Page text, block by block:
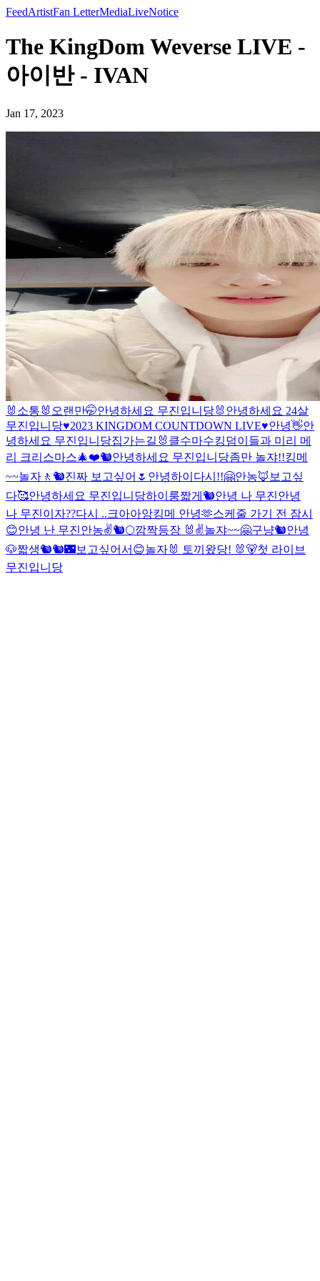
FeedArtistFan LetterMediaLiveNotice
The KingDom Weverse LIVE -
아이반 - IVAN
Jan 17, 2023
🐰소통🐰 오랜만🤭안녕하세요 무진입니당🐰 안녕하세요 24살
무진입니당♥2023 KINGDOM COUNTDOWN LIVE♥안녕👋안
녕하세요 무진입니당집가는길 🐰 클수마수킹덤이들과 미리 메
리 크리스마스🎄❤️🐿안녕하세요 무진입니당좀만 놀쟈!!킹메
~~놀자 🚶 🐿진짜 보고싶어🌷 안녕하이 다시!!🤗안농🦊 보고싶
다🥰안녕하세요 무진입니당하이룽짧게🐿안녕 나 무진안녕
나 무진이 자??다시 ..크아아앙킹메 안녕🫶스케줄 가기 전 잠시
😊안녕 난 무진안농✌️🐿🌕깜짝등장 🐰✌️놀쟈~~🤗구냥🐿안녕
🐶짧생🐿🐿🌃 보고싶어서😊놀자🐰 토끼왔당! 🐰 🐻첫 라이브
무진입니당